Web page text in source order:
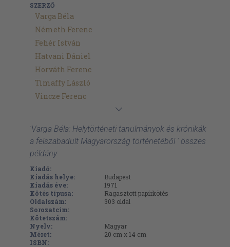
SZERZŐ
Varga Béla
Németh Ferenc
Fehér István
Hatvani Dániel
Horváth Ferenc
Timaffy László
Vincze Ferenc
'Varga Béla: Helytörténeti tanulmányok és krónikák
a felszabadult Magyarország történetéből ' összes
példány
Kiadó:
Kiadás helye:
Budapest
Kiadás éve:
1971
Kötés típusa:
Ragasztott papírkötés
Oldalszám:
303 oldal
Sorozatcím:
Kötetszám:
Nyelv:
Magyar
Méret:
20 cm x 14 cm
ISBN: